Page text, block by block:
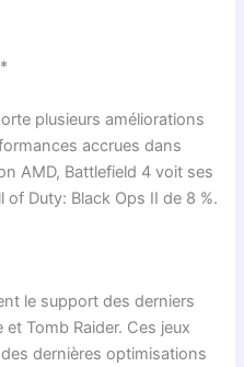
plusieurs améliorations
accrues dans
AMD, Battlefield 4 voit ses
of Duty: Black Ops II de 8 %.
le support des derniers
Tomb Raider. Ces jeux
dernières optimisations